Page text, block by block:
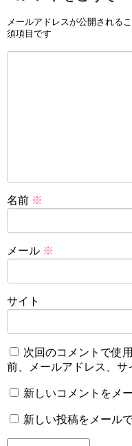
メールアドレスが公開される
須項目です
名前 ※
メール ※
サイト
次回のコメントで使
前、メールアドレス、サ
新しいコメントをメ
新しい投稿をメール